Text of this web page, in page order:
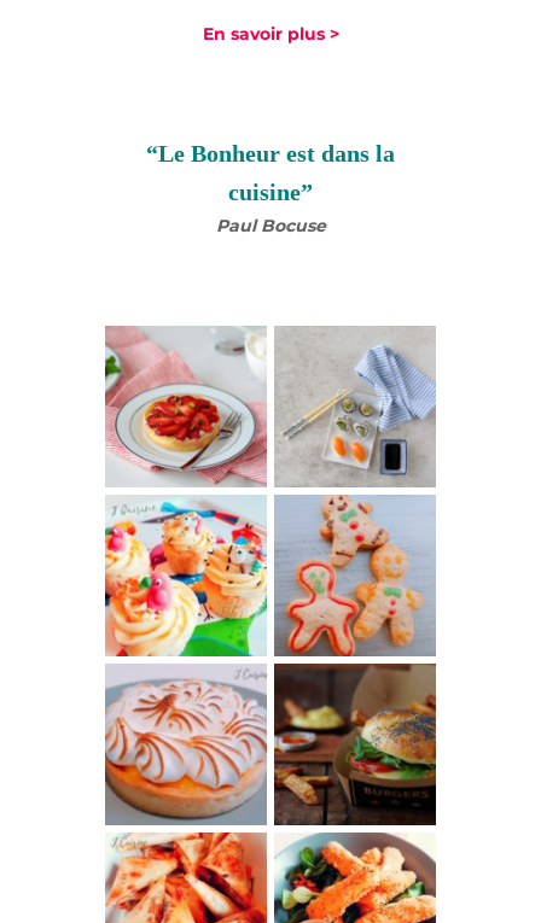
En savoir plus >
“Le Bonheur est dans la
cuisine”
Paul Bocuse